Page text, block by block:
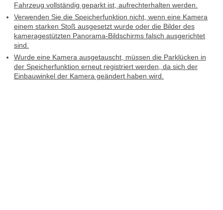
Fahrzeug vollständig geparkt ist, aufrechterhalten werden.
Verwenden Sie die Speicherfunktion nicht, wenn eine Kamera
einem starken Stoß ausgesetzt wurde oder die Bilder des
kameragestützten Panorama-Bildschirms falsch ausgerichtet
sind.
Wurde eine Kamera ausgetauscht, müssen die Parklücken in
der Speicherfunktion erneut registriert werden, da sich der
Einbauwinkel der Kamera geändert haben wird.